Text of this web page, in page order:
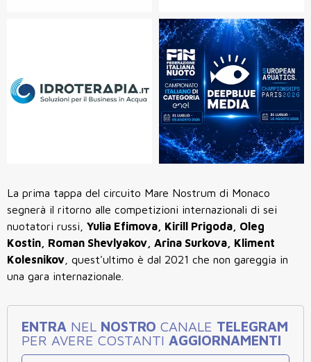
La prima tappa del circuito Mare Nostrum di Monaco
segnerà il ritorno alle competizioni internazionali di sei
nuotatori russi, Yulia Efimova, Kirill Prigoda, Oleg
Kostin, Roman Shevlyakov, Arina Surkova, Kliment
Kolesnikov , quest'ultimo è dal 2021 che non gareggia in
una gara internazionale.
ENTRA NEL NOSTRO CANALE TELEGRAM
PER AVERE COSTANTI AGGIORNAMENTI